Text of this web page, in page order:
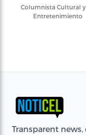
Columnista Cultural
Entretenimiento
Transparent